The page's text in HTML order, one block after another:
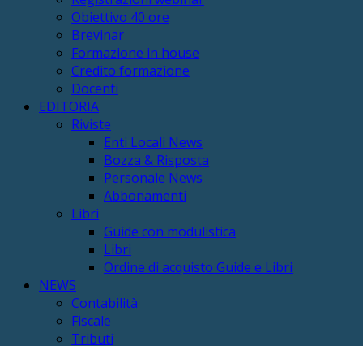
Obiettivo 40 ore
Brevinar
Formazione in house
Credito formazione
Docenti
EDITORIA
Riviste
Enti Locali News
Bozza & Risposta
Personale News
Abbonamenti
Libri
Guide con modulistica
Libri
Ordine di acquisto Guide e Libri
NEWS
Contabilità
Fiscale
Tributi